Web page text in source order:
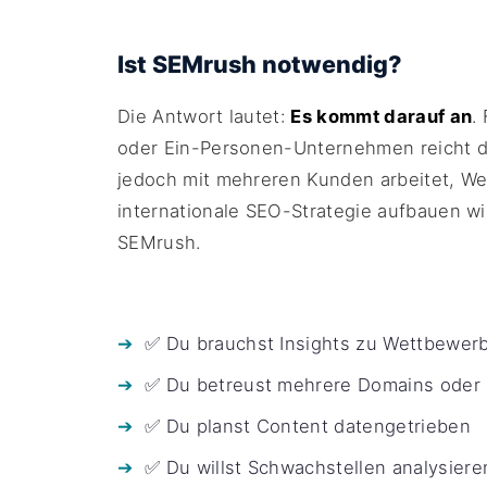
Ist SEMrush notwendig?
Die Antwort lautet: Es kommt darauf an.
oder Ein-Personen-Unternehmen reicht
jedoch mit mehreren Kunden arbeitet,
internationale SEO-Strategie aufbauen
SEMrush.
✅ Du brauchst Insights zu
✅ Du betreust mehrere Domains oder
✅ Du planst Content datengetrieben
✅ Du willst Schwachstellen